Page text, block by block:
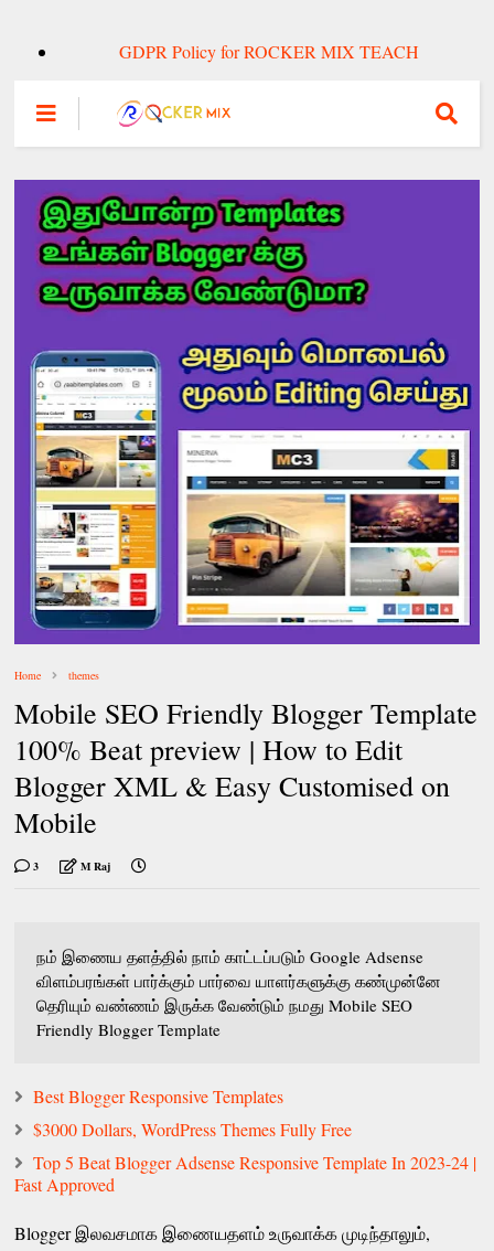
GDPR Policy for ROCKER MIX TEACH
Home themes
Mobile SEO Friendly Blogger Template
100% Beat preview | How to Edit
Blogger XML & Easy Customised on
Mobile
3 M Raj
நம் இணைய தளத்தில் நாம் காட்டப்படும் Google Adsense
விளம்பரங்கள் பார்க்கும் பார்வை யாளர்களுக்கு கண்முன்னே
தெரியும் வண்ணம் இருக்க வேண்டும் நமது Mobile SEO
Friendly Blogger Template
Best Blogger Responsive Templates
$3000 Dollars, WordPress Themes Fully Free
Top 5 Beat Blogger Adsense Responsive Template In 2023-24 |
Fast Approved
Blogger இலவசமாக இணையதளம் உருவாக்க முடிந்தாலும்,